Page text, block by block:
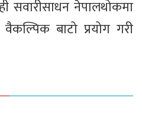
सवारीसाधन नेपालथोकमा
बाटो प्रयोग गरी